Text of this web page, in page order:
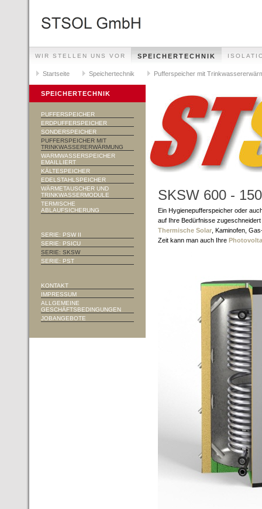
WIR STELLEN UNS VOR SPEICHERTECHNIK
SOLAR PV REFERENZEN
Startseite Speichertechnik Pufferspeicher mit
SPEICHERTECHNIK
PUFFERSPEICHER
ERDPUFFERSPEICHER
SONDERSPEICHER
PUFFERSPEICHER MIT
TRINKWASSERERWÄRMUNG
WARMWASSERSPEICHER
EMAILLIERT
KÄLTESPEICHER
EDELSTAHLSPEICHER
WÄRMETAUSCHER UND
TRINKWASSERMODULE
TERMISCHE
ABLAUFSICHERUNG
SERIE: PSW II
SERIE: PSICU
SERIE: SKSW
SERIE: PST
KONTAKT
IMPRESSUM
ALLGEMEINE
GESCHÄFTSBEDINGUNGEN
JOBANGEBOTE
SKSW 600 -
Ein Hygienepufferspeicher oder
auf Ihre Bedürfnisse
Thermische Solar , Kaminofen,
Zeit kann man auch Ihre